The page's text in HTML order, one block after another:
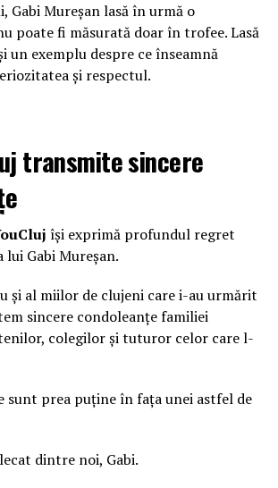
Gabi Mureșan lasă în urmă o
poate fi măsurată doar în trofee. Lasă
un exemplu despre ce înseamnă
și respectul.
transmite sincere
își exprimă profundul regret
Gabi Mureșan.
și al miilor de clujeni care i-au urmărit
sincere condoleanțe familiei
colegilor și tuturor celor care l-
sunt prea puține în fața unei astfel de
dintre noi, Gabi.